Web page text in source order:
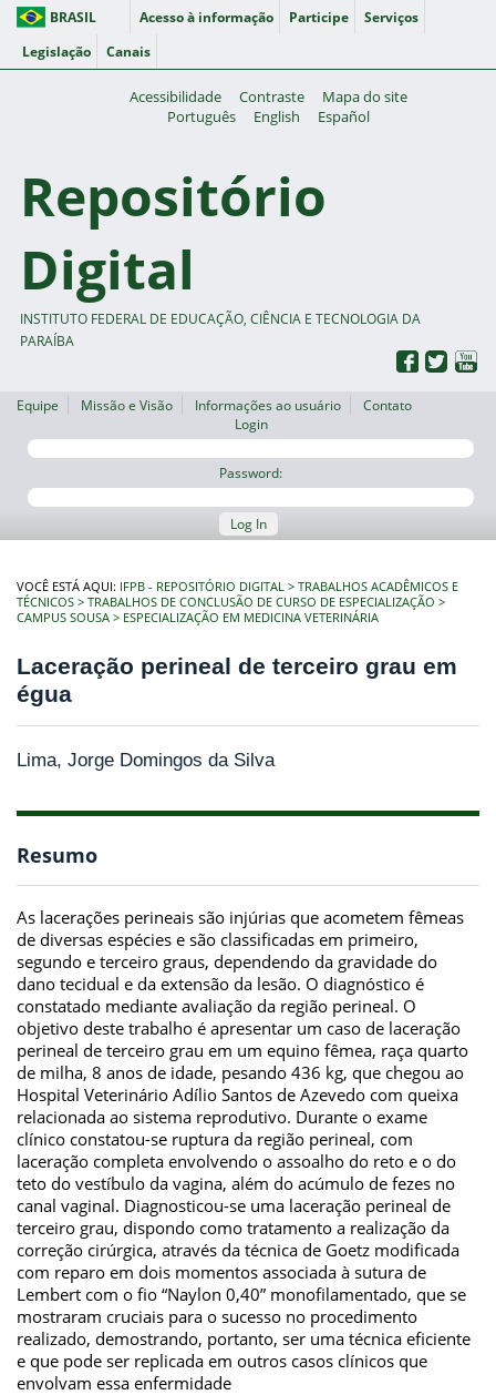
BRASIL Acesso à informação Participe
Serviços
Legislação
Canais
Acessibilidade Contraste
Mapa do site
Português
English Español
Repositório
Digital
INSTITUTO FEDERAL DE EDUCAÇÃO, CIÊNCIA E TECNOLOGIA DA
PARAÍBA
Equipe Missão e Visão Informações ao usuário
Contato
Login
Password:
Log In
VOCÊ ESTÁ AQUI: IFPB - REPOSITÓRIO DIGITAL
TRABALHOS ACADÊMICOS E
TÉCNICOS
TRABALHOS DE CONCLUSÃO DE CURSO DE ESPECIALIZAÇÃO
CAMPUS SOUSA
ESPECIALIZAÇÃO EM MEDICINA VETERINÁRIA
Laceração perineal de terceiro grau em
égua
Lima, Jorge Domingos da Silva
Resumo
As lacerações perineais são injúrias que acometem fêmeas
de diversas espécies e são classificadas em primeiro,
segundo e terceiro graus, dependendo da gravidade do
dano tecidual e da extensão da lesão. O diagnóstico é
constatado mediante avaliação da região perineal. O
objetivo deste trabalho é apresentar um caso de laceração
perineal de terceiro grau em um equino fêmea, raça quarto
de milha, 8 anos de idade, pesando 436 kg, que chegou ao
Hospital Veterinário Adílio Santos de Azevedo com queixa
relacionada ao sistema reprodutivo. Durante o exame
clínico constatou-se ruptura da região perineal, com
laceração completa envolvendo o assoalho do reto e o do
teto do vestíbulo da vagina, além do acúmulo de fezes no
canal vaginal. Diagnosticou-se uma laceração perineal de
terceiro grau, dispondo como tratamento a realização da
correção cirúrgica, através da técnica de Goetz modificada
com reparo em dois momentos associada à sutura de
Lembert com o fio “Naylon 0,40” monofilamentado, que se
mostraram cruciais para o sucesso no procedimento
realizado, demostrando, portanto, ser uma técnica eficiente
e que pode ser replicada em outros casos clínicos que
envolvam essa enfermidade